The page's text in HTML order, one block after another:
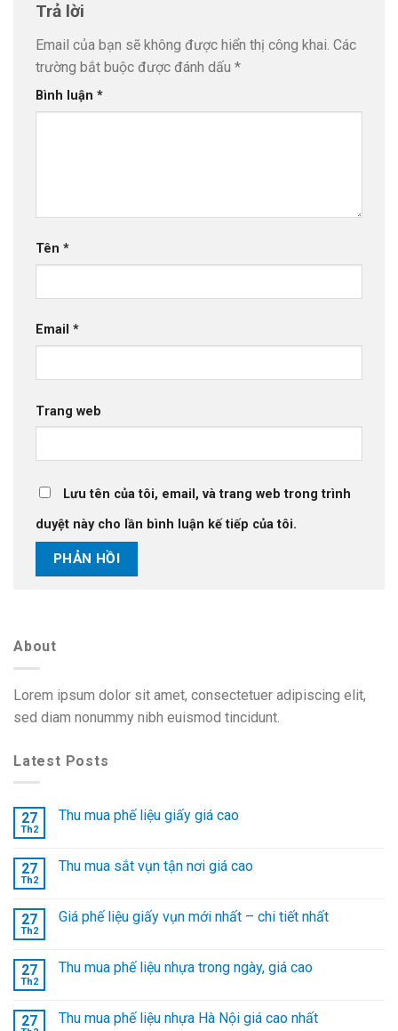
Trả lời
Email của bạn sẽ không được hiển thị công khai. Các
trường bắt buộc được đánh dấu *
Bình luận *
Tên *
Email *
Trang web
Lưu tên của tôi, email, và trang web trong trình
duyệt này cho lần bình luận kế tiếp của tôi.
About
Lorem ipsum dolor sit amet, consectetuer adipiscing elit,
sed diam nonummy nibh euismod tincidunt.
Latest Posts
27
Th2
Thu mua phế liệu giấy giá cao
27
Th2
Thu mua sắt vụn tận nơi giá cao
27
Th2
Giá phế liệu giấy vụn mới nhất – chi tiết nhất
27
Th2
Thu mua phế liệu nhựa trong ngày, giá cao
27 Thu mua phế liệu nhựa Hà Nội giá cao nhất